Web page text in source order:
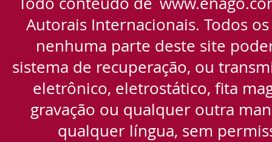
Autorais Internacionais. Todos
nenhuma parte deste site
sistema de recuperação, ou
eletrônico, eletrostático, fita
gravação ou qualquer outra
qualquer língua, sem